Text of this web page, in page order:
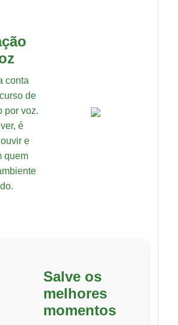
conta
de
por voz.
é
e
quem
Salve os
melhores
momentos